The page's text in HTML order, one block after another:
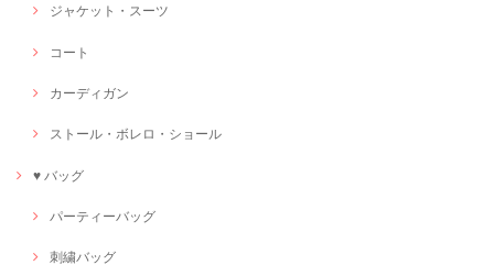
ジャケット・スーツ
コート
カーディガン
ストール・ボレロ・ショール
♥ バッグ
パーティーバッグ
刺繍バッグ